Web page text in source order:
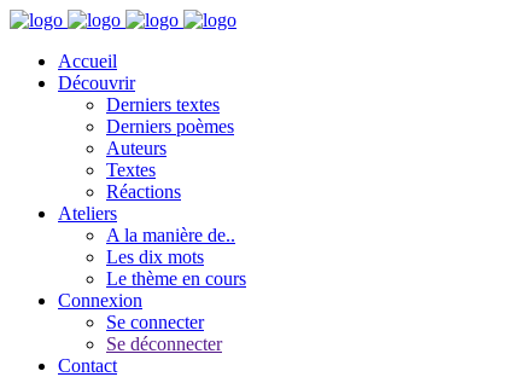
Accueil
Découvrir
Derniers textes
Derniers poèmes
Auteurs
Textes
Réactions
Ateliers
A la manière de..
Les dix mots
Le thème en cours
Connexion
Se connecter
Se déconnecter
Contact